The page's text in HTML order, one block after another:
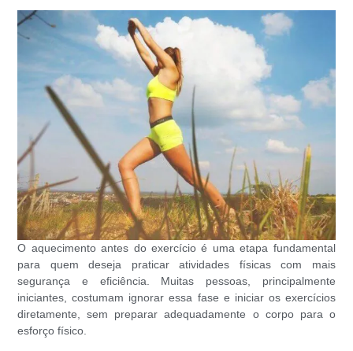
O aquecimento antes do exercício é uma etapa fundamental
para quem deseja praticar atividades físicas com mais
segurança e eficiência. Muitas pessoas, principalmente
iniciantes, costumam ignorar essa fase e iniciar os exercícios
diretamente, sem preparar adequadamente o corpo para o
esforço físico.